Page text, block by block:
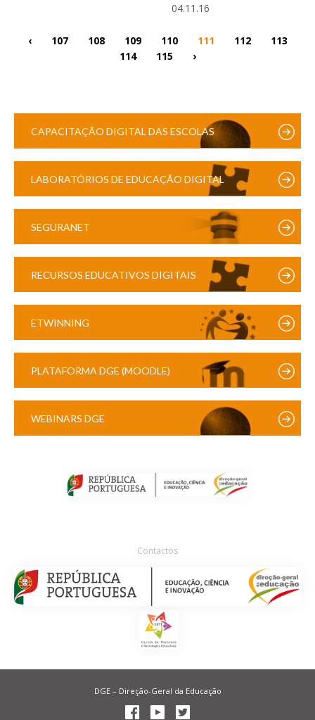
04.11.16
‹ 107 108 109 110 111 112
113
114
115 ›
CAPACITAÇÃO DIGITAL DAS ESCOLAS
LABORATÓRIOS DE EDUCAÇÃO DIGITAL
SEGURANET
RECURSOS EDUCATIVOS DIGITAIS
ETWINNING
PLATAFORMA DGE (MOODLE)
WEBINARS DGE
Contactos
DGE – Direção-Geral da Educação